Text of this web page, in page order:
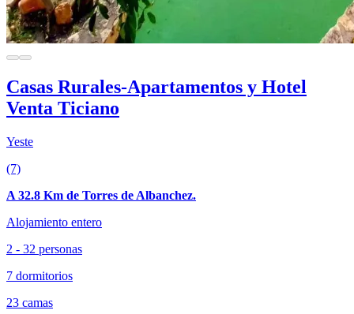
Casas Rurales-Apartamentos y Hotel
Venta Ticiano
Yeste
(7)
A 32.8 Km de Torres de Albanchez.
Alojamiento entero
2 - 32 personas
7 dormitorios
23 camas